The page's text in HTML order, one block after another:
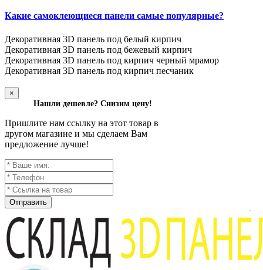
Какие самоклеющиеся панели самые популярные?
Декоративная 3D панель под белый кирпич
Декоративная 3D панель под бежевый кирпич
Декоративная 3D панель под кирпич черный мрамор
Декоративная 3D панель под кирпич песчаник
×
Нашли дешевле? Снизим цену!
Пришлите нам ссылку на этот товар в
другом магазине и мы сделаем Вам
предложение лучше!
Отправить